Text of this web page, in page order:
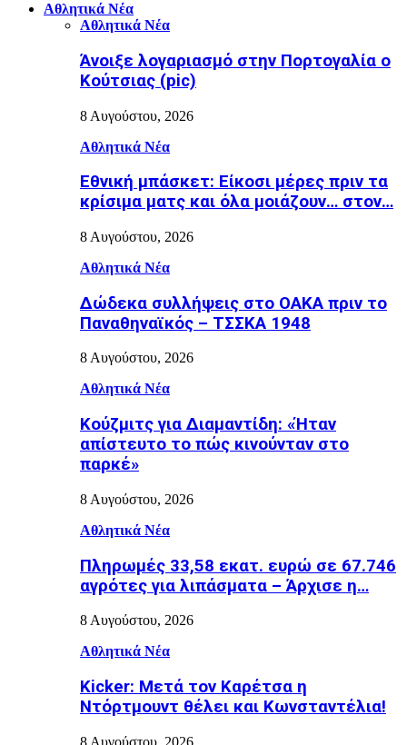
Αθλητικά Νέα
Αθλητικά Νέα
Άνοιξε λογαριασμό στην Πορτογαλία ο
Κούτσιας (pic)
8 Αυγούστου, 2026
Αθλητικά Νέα
Εθνική μπάσκετ: Είκοσι μέρες πριν τα
κρίσιμα ματς και όλα μοιάζουν… στον…
8 Αυγούστου, 2026
Αθλητικά Νέα
Δώδεκα συλλήψεις στο ΟΑΚΑ πριν το
Παναθηναϊκός – ΤΣΣΚΑ 1948
8 Αυγούστου, 2026
Αθλητικά Νέα
Κούζμιτς για Διαμαντίδη: «Ήταν
απίστευτο το πώς κινούνταν στο
παρκέ»
8 Αυγούστου, 2026
Αθλητικά Νέα
Πληρωμές 33,58 εκατ. ευρώ σε 67.746
αγρότες για λιπάσματα – Άρχισε η…
8 Αυγούστου, 2026
Αθλητικά Νέα
Kicker: Μετά τον Καρέτσα η
Ντόρτμουντ θέλει και Κωνσταντέλια!
8 Αυγούστου, 2026